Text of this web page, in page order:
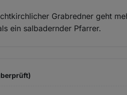
Grabredner geht
ein salbadernder Pfarrer.